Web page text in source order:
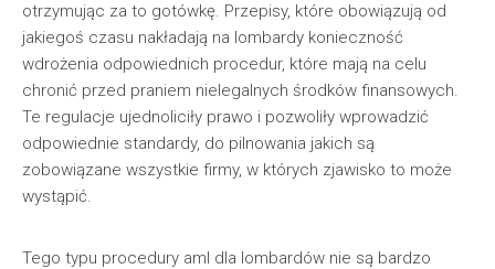
otrzymując za to gotówkę. Przepisy, które obowiązują od
jakiegoś czasu nakładają na lombardy konieczność
wdrożenia odpowiednich procedur, które mają na celu
chronić przed praniem nielegalnych środków finansowych.
Te regulacje ujednoliciły prawo i pozwoliły wprowadzić
odpowiednie standardy, do pilnowania jakich są
zobowiązane wszystkie firmy, w których zjawisko to może
wystąpić.
Tego typu procedury aml dla lombardów nie są bardzo